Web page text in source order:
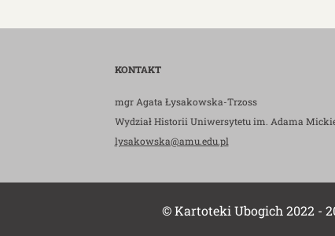
KONTAKT
mgr Agata Łysakowska-Trzoss
Wydział Historii Uniwersytetu im. Adama
lysakowska@amu.edu.pl
© Kartoteki Ubogich 2022 -